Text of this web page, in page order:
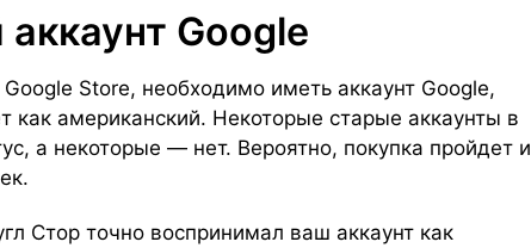
Google
Store, необходимо иметь аккаунт Google,
как американский. Некоторые старые аккаунты в
а некоторые — нет. Вероятно, покупка пройдет и
Стор точно воспринимал ваш аккаунт как